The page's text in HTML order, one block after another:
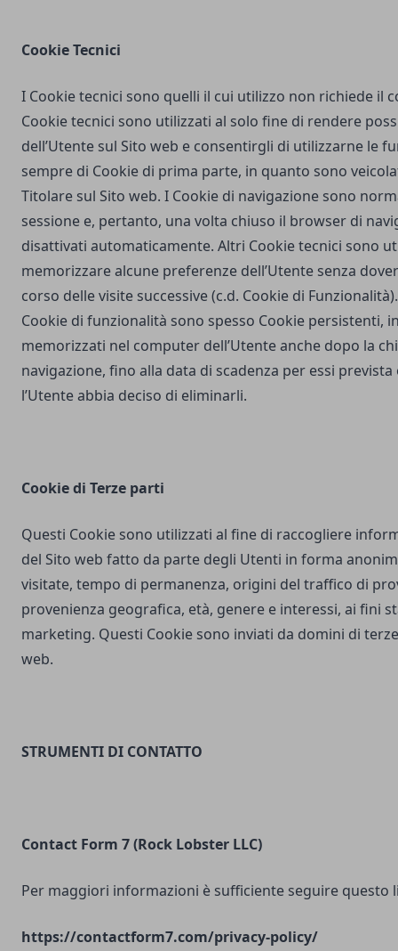
Cookie Tecnici
I Cookie tecnici sono quelli il cui utilizzo non richiede il
Cookie tecnici sono utilizzati al solo fine di rendere
dell’Utente sul Sito web e consentirgli di utilizzarne le
sempre di Cookie di prima parte, in quanto sono
Titolare sul Sito web. I Cookie di navigazione sono
sessione e, pertanto, una volta chiuso il browser di
disattivati automaticamente. Altri Cookie tecnici sono
memorizzare alcune preferenze dell’Utente senza
corso delle visite successive (c.d. Cookie di
Cookie di funzionalità sono spesso Cookie persistenti,
memorizzati nel computer dell’Utente anche dopo la
navigazione, fino alla data di scadenza per essi
l’Utente abbia deciso di eliminarli.
Cookie di Terze parti
Questi Cookie sono utilizzati al fine di raccogliere
del Sito web fatto da parte degli Utenti in forma
visitate, tempo di permanenza, origini del traffico di
provenienza geografica, età, genere e interessi, ai fini
marketing. Questi Cookie sono inviati da domini di
web.
STRUMENTI DI CONTATTO
Contact Form 7 (Rock Lobster LLC)
Per maggiori informazioni è sufficiente seguire questo
https://contactform7.com/privacy-policy/